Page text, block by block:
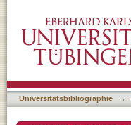
(GK) and the
medical
Universitätsbibliographie →